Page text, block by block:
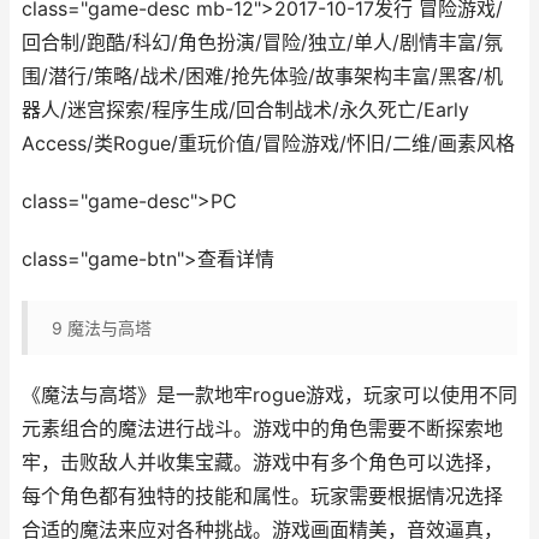
class="game-desc mb-12">2017-10-17发行 冒险游戏/
回合制/跑酷/科幻/角色扮演/冒险/独立/单人/剧情丰富/氛
围/潜行/策略/战术/困难/抢先体验/故事架构丰富/黑客/机
器人/迷宫探索/程序生成/回合制战术/永久死亡/Early
Access/类Rogue/重玩价值/冒险游戏/怀旧/二维/画素风格
class="game-desc">PC
class="game-btn">查看详情
9 魔法与高塔
《魔法与高塔》是一款地牢rogue游戏，玩家可以使用不同
元素组合的魔法进行战斗。游戏中的角色需要不断探索地
牢，击败敌人并收集宝藏。游戏中有多个角色可以选择，
每个角色都有独特的技能和属性。玩家需要根据情况选择
合适的魔法来应对各种挑战。游戏画面精美，音效逼真，